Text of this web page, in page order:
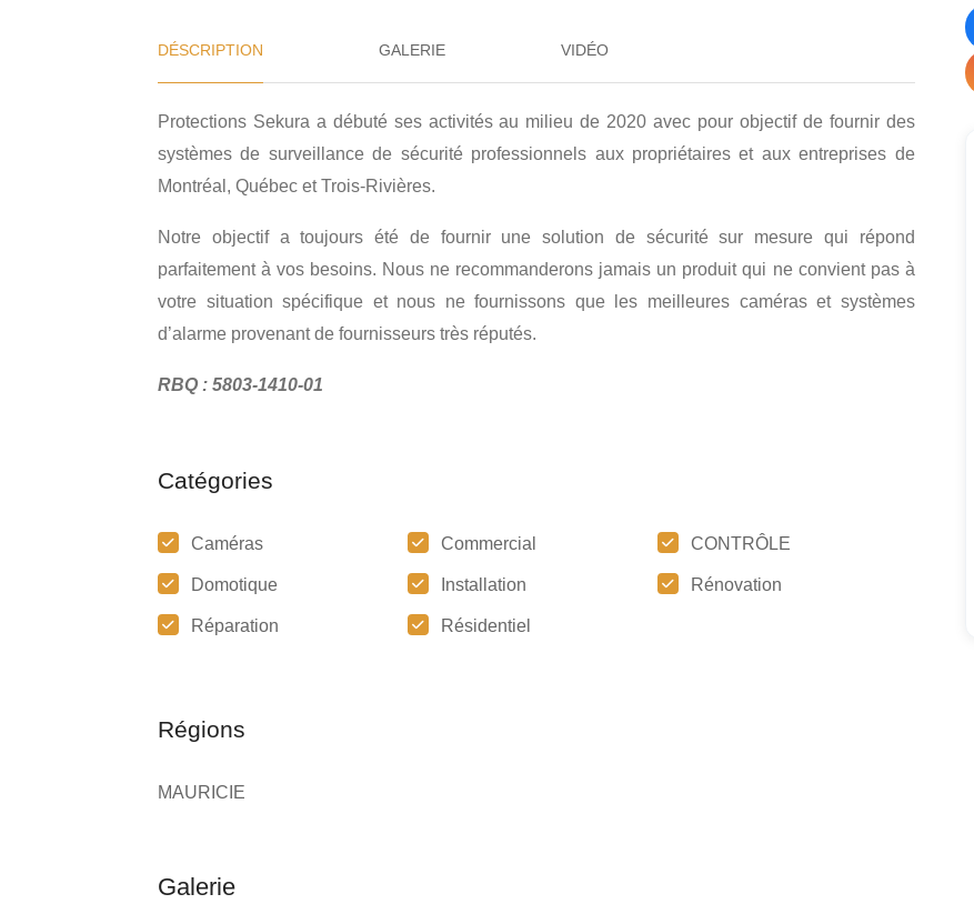
DÉSCRIPTION GALERIE VIDÉO
Protections Sekura a débuté ses activités au milieu de 2020 avec pour objectif de fournir des
systèmes de surveillance de sécurité professionnels aux propriétaires et aux entreprises de
Montréal, Québec et Trois-Rivières.
Notre objectif a toujours été de fournir une solution de sécurité sur mesure qui répond
parfaitement à vos besoins. Nous ne recommanderons jamais un produit qui ne convient pas à
votre situation spécifique et nous ne fournissons que les meilleures caméras et systèmes
d’alarme provenant de fournisseurs très réputés.
RBQ : 5803-1410-01
Catégories
Caméras Commercial CONTRÔLE
Domotique Installation Rénovation
Réparation Résidentiel
Régions
MAURICIE